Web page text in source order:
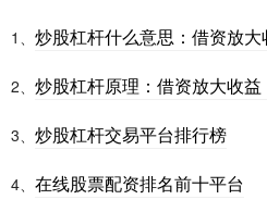
1、 炒股杠杆什么意思：借资放大
2、 炒股杠杆原理：借资放大收益
3、 炒股杠杆交易平台排行榜
4、 在线股票配资排名前十平台